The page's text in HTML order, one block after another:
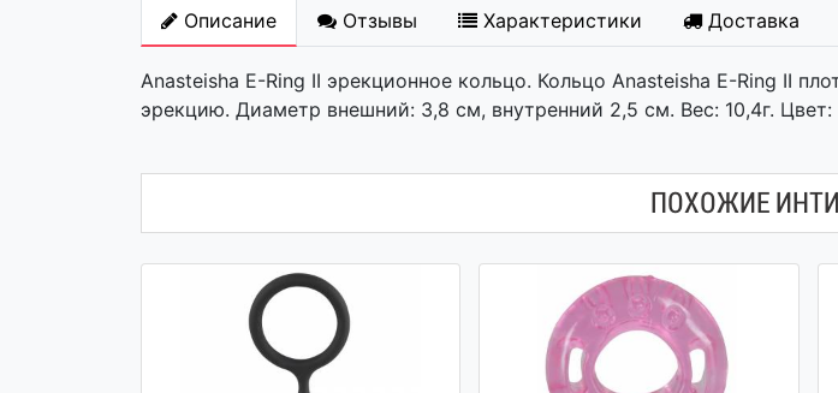
Описание Отзывы Характеристики Доставка
Anasteisha E-Ring II эрекционное кольцо. Кольцо Anasteisha E-Ring II
эрекцию. Диаметр внешний: 3,8 см, внутренний 2,5 см. Вес: 10,4г.
ПОХОЖИЕ